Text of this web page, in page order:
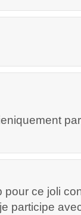
pour ce joli
participe